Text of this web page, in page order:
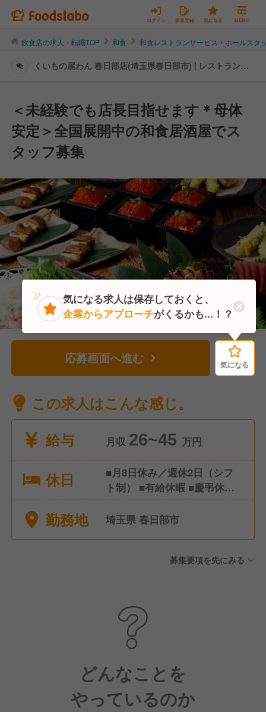
ログイン 新規登録 気になる MENU
飲食店の求人・転職TOP 和食 和食レストランサービス・ホールスタ
くいもの屋わん 春日部店(埼玉県春日部市) | レストランサ
＜未経験でも店長目指せます＊母体
安定＞全国展開中の和食居酒屋でス
タッフ募集
応募画面へ進む 気になる
この求人はこんな感じ。
給与
月収 26~45 万円
休日
■月8日休み／週休2日（シフ
ト制） ■有給休暇 ■慶弔休暇
■産前産後休暇 ■育児休暇 ■そ
の他 特別休暇など
勤務地 埼玉県 春日部市
募集要項を先にみる
どんなことを
やっているのか
気になる
気になる求人は保存しておくと、
企業からアプローチがくるかも...！？